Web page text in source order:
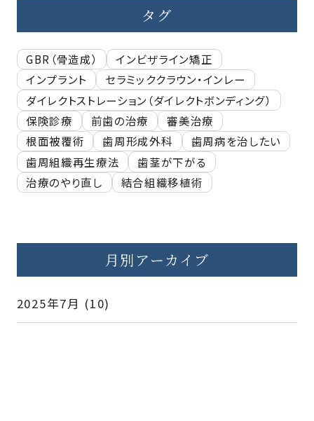
タグ
GBR（骨造成）
インビザライン矯正
インプラント
セラミッククラウン・インレー
ダイレクトストレーション（ダイレクトボンディング）
保険診療
前歯の治療
審美治療
根面被覆術
歯周形成外科
歯周病を治したい
歯周組織再生療法
歯茎が下がる
治療のやり直し
結合組織移植術
月別アーカイブ
2025年7月 (10)